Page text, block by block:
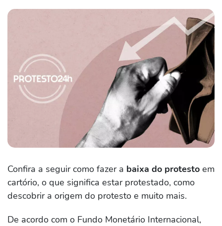
Confira a seguir como fazer a baixa do protesto em
cartório, o que significa estar protestado, como
descobrir a origem do protesto e muito mais.
De acordo com o Fundo Monetário Internacional,